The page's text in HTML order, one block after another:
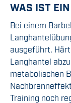
WAS IST
Bei einem
ausgeführt.
Langhantel
metabolischen
Training noch